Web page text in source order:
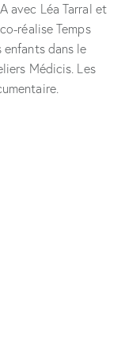
avec Léa Tarral et
réalise Temps
dans le
Médicis. Les